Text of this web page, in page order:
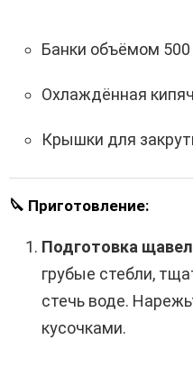
Банки объёмом
Охлаждённая
Крышки для
🔪 Приготовление:
Подготовка
грубые стебли,
стечь воде.
кусочками.